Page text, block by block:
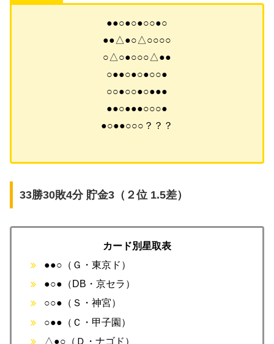
●●○●○●○○●○
●●△●○△○○○○
○△○●○○○△●●
○●●○●○●○○●
○○●○○●○●●●
●●○●●●○○○●
●○●●○○○？？？
33勝30敗4分 貯金3（２位 1.5差）
カード別星取表
●●○（Ｇ・東京ド）
●○●（DB・京セラ）
○○●（Ｓ・神宮）
○●●（Ｃ・甲子園）
△●○（Ｄ・ナゴド）